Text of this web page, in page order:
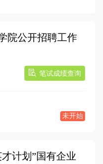
院公开招聘工作
笔试成绩查询
未开始
计划”国有企业